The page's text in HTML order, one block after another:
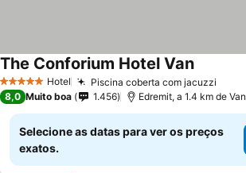
5 Estrelas Hotel Piscina coberta com jacuzzi
The Conforium Hotel Van
8,0 Muito boa 1.456 Edremit, a 1.4 km de Van
Selecione as datas para ver os preços
exatos.